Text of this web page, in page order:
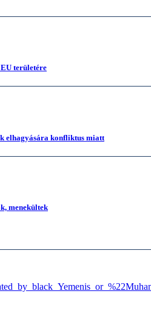
területére
elhagyására konfliktus miatt
menekültek